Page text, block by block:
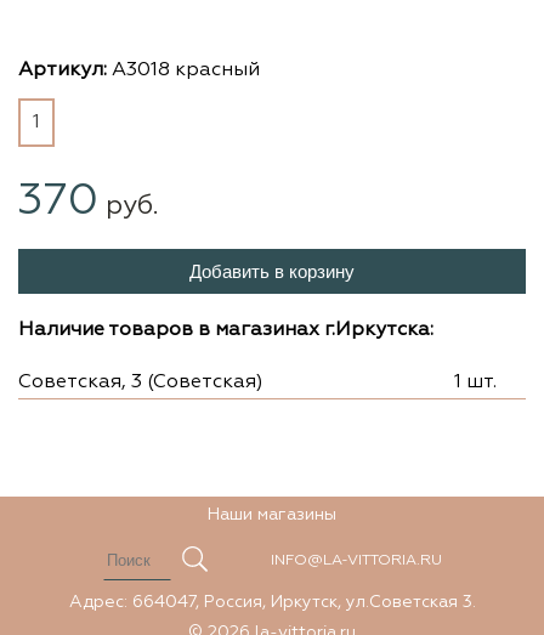
Артикул: А3018 красный
1
370 руб.
Добавить в корзину
Наличие товаров в магазинах г.Иркутска:
Советская, 3 (Советская) 1 шт.
Наши магазины
INFO@LA-VITTORIA.RU
Адрес: 664047, Россия, Иркутск, ул.Советская 3.